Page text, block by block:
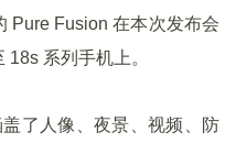
Pure Fusion 在本次发布会
18s 系列手机上。
了人像、夜景、视频、防